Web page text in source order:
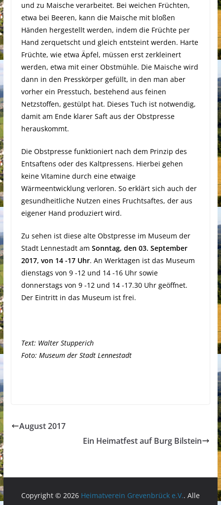
und zu Maische verarbeitet. Bei weichen Früchten,
etwa bei Beeren, kann die Maische mit bloßen
Händen hergestellt werden, indem die Früchte per
Hand zerquetscht und gleich entsteint werden. Harte
Früchte, wie etwa Äpfel, müssen erst zerkleinert
werden, etwa mit einer Obstmühle. Die Maische wird
dann in den Presskörper gefüllt, in den man aber
vorher ein Presstuch, bestehend aus feinen
Netzstoffen, gestülpt hat. Dieses Tuch ist notwendig,
damit am Ende klarer Saft aus der Obstpresse
herauskommt.
Die Obstpresse funktioniert nach dem Prinzip des
Entsaftens oder des Kaltpressens. Hierbei gehen
keine Vitamine durch eine etwaige
Wärmeentwicklung verloren. So erklärt sich auch der
gesundheitliche Nutzen eines Fruchtsaftes, der aus
eigener Hand produziert wird.
Zu sehen ist diese alte Obstpresse im Museum der
Stadt Lennestadt am Sonntag, den 03. September
2017, von 14 -17 Uhr. An Werktagen ist das Museum
dienstags von 9 -12 und 14 -16 Uhr sowie
donnerstags von 9 -12 und 14 -17.30 Uhr geöffnet.
Der Eintritt in das Museum ist frei.
Text: Walter Stupperich
Foto: Museum der Stadt Lennestadt
August 2017
Ein Heimatfest auf Burg Bilstein
Copyright © 2026 Heimatverein Grevenbrück e.V.. Alle